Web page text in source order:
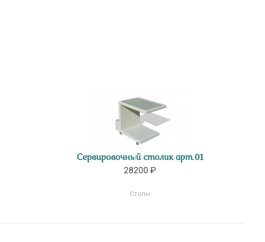
Сервировочный столик арт.01
28200 ₽
Столы